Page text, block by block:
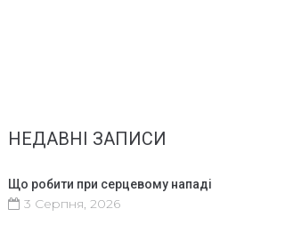
НЕДАВНІ ЗАПИСИ
Що робити при серцевому нападі
3 Серпня, 2026